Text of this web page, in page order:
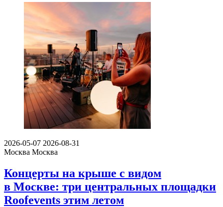
2026-05-07 2026-08-31
Москва Москва
Концерты на крыше с видом
в Москве: три центральных площадки
Roofevents этим летом